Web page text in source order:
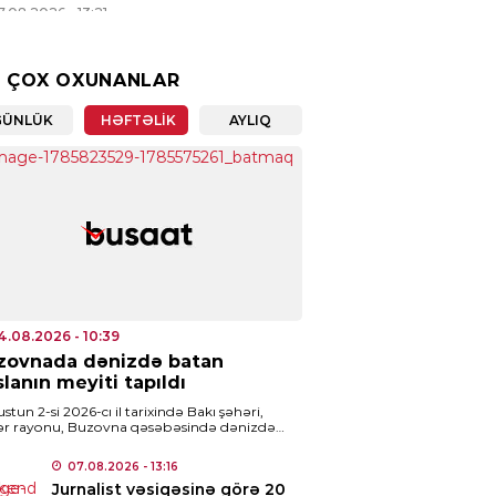
- 13:21
Nağdəliyev səfir təyin
- 13:19
vəsiqəsinə görə 20
qəsdən yanğın törədən
tutuldu
- 11:17
OXUNANLAR
HƏFTƏLIK AYLIQ
- 10:39
dənizdə batan
meyiti tapıldı
2-si 2026-cı il tarixində Bakı şəhəri,
rayonu, Buzovna qəsəbəsində dənizdə
Ruslan […]
07.08.2026 - 13:16
Jurnalist vəsiqəsinə görə 20